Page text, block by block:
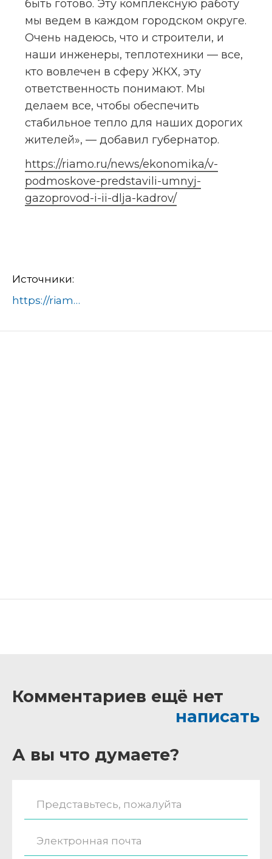
быть готово. Эту комплексную работу
мы ведем в каждом городском округе.
Очень надеюсь, что и строители, и
наши инженеры, теплотехники — все,
кто вовлечен в сферу ЖКХ, эту
ответственность понимают. Мы
делаем все, чтобы обеспечить
стабильное тепло для наших дорогих
жителей», — добавил губернатор.
https://riamo.ru/news/ekonomika/v-
podmoskove-predstavili-umnyj-
gazoprovod-i-ii-dlja-kadrov/
Источники:
https://riamo.ru/news/ekonomika/v-podmoskove-predstavili-umnyj-gazoprovod-i-ii-dlja-kadrov/
Комментариев ещё нет
написать
А вы что думаете?